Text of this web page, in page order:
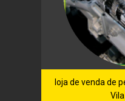
loja de venda de